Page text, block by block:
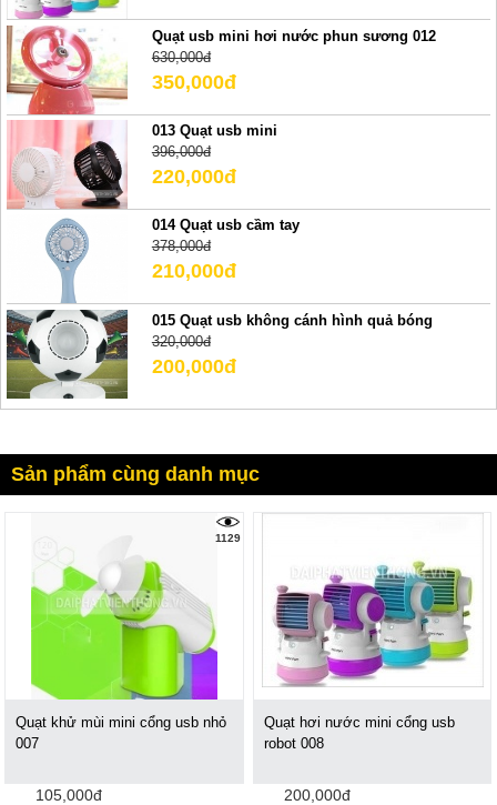
Quạt usb mini hơi nước phun sương 012
630,000đ
350,000đ
013 Quạt usb mini
396,000đ
220,000đ
014 Quạt usb cầm tay
378,000đ
210,000đ
015 Quạt usb không cánh hình quả bóng
320,000đ
200,000đ
Sản phẩm cùng danh mục
1129
Quạt khử mùi mini cổng usb nhỏ
007
105,000đ
Quạt hơi nước mini cổng usb
robot 008
200,000đ